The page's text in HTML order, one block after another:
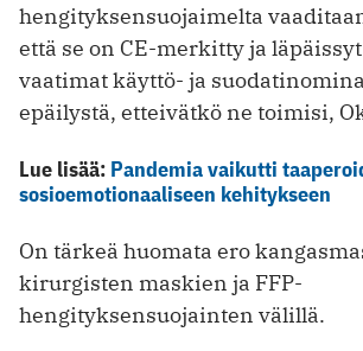
hengityksensuojaimelta
että se on CE-merkitty ja
vaatimat käyttö- ja
epäilystä, etteivätkö ne toimisi,
Lue lisää: Pandemia vaikutti
sosioemotionaaliseen kehitykseen
On tärkeä huomata ero
kirurgisten maskien ja FFP-
hengityksensuojainten välillä.